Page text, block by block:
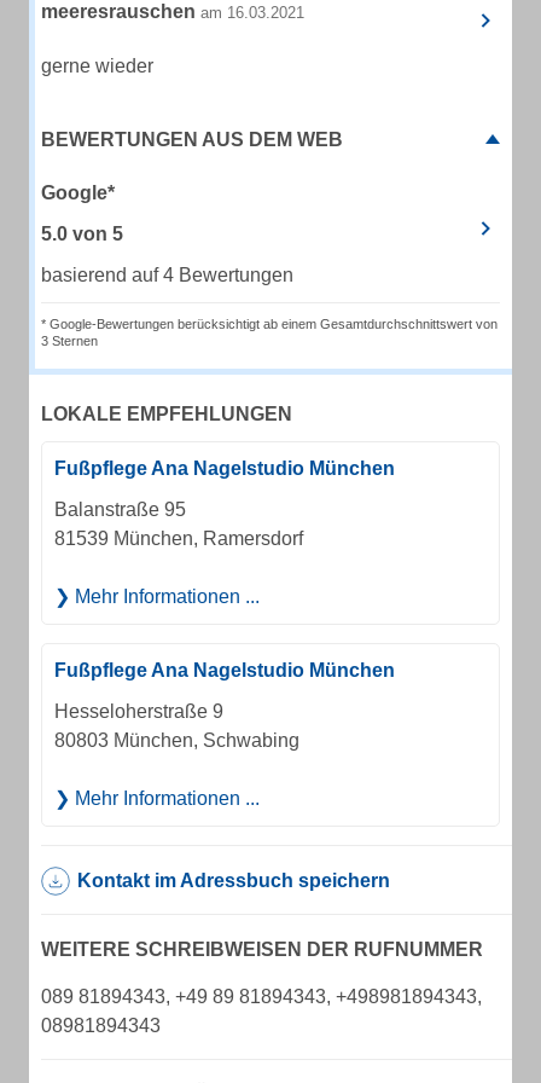
meeresrauschen am 16.03.2021
gerne wieder
BEWERTUNGEN AUS DEM WEB
Google*
5.0 von 5
basierend auf 4 Bewertungen
* Google-Bewertungen berücksichtigt ab einem Gesamtdurchschnittswert von
3 Sternen
LOKALE EMPFEHLUNGEN
Fußpflege Ana Nagelstudio München
Balanstraße 95
81539 München, Ramersdorf
Mehr Informationen ...
Fußpflege Ana Nagelstudio München
Hesseloherstraße 9
80803 München, Schwabing
Mehr Informationen ...
Kontakt im Adressbuch speichern
WEITERE SCHREIBWEISEN DER RUFNUMMER
089 81894343, +49 89 81894343, +498981894343,
08981894343